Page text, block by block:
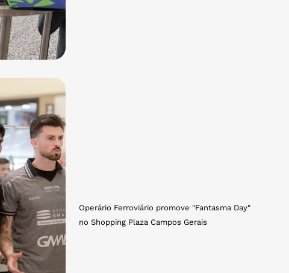
Operário Ferroviário promove "Fantasma Day"
no Shopping Plaza Campos Gerais